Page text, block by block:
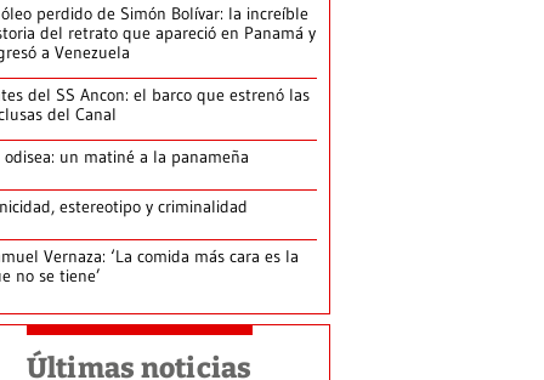
perdido de Simón Bolívar: la increíble
del retrato que apareció en Panamá y
a Venezuela
del SS Ancon: el barco que estrenó las
del Canal
odisea: un matiné a la panameña
estereotipo y criminalidad
Vernaza: ‘La comida más cara es la
no se tiene’
Últimas noticias